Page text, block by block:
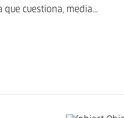
cuestiona, media...